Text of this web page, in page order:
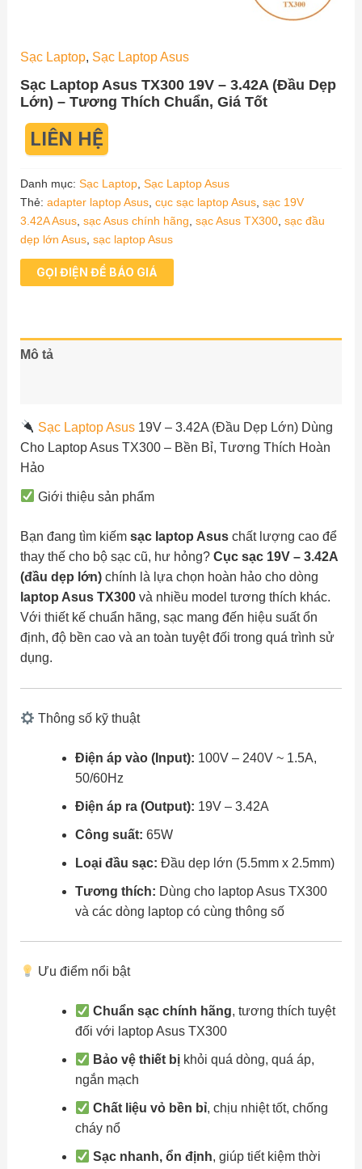
Sạc Laptop, Sạc Laptop Asus
Sạc Laptop Asus TX300 19V – 3.42A (Đầu Dẹp
Lớn) – Tương Thích Chuẩn, Giá Tốt
LIÊN HỆ
Danh mục: Sạc Laptop, Sạc Laptop Asus
Thẻ: adapter laptop Asus, cục sạc laptop Asus, sạc 19V
3.42A Asus, sạc Asus chính hãng sạc Asus TX300, sạc đầu
dẹp lớn Asus, sạc laptop Asus
GỌI ĐIỆN ĐỂ BÁO GIÁ
Mô tả
Sạc Laptop Asus19V – 3.42A (Đầu Dẹp Lớn) Dùng
Cho Laptop Asus TX300 – Bền Bỉ, Tương Thích Hoàn
Hảo
Giới thiệu sản phẩm
Bạn đang tìm kiếm sạc laptop Asuschất lượng cao để
thay thế cho bộ sạc cũ, hư hỏng? Cục sạc 19V – 3.42A
(đầu dẹp lớn)chính là lựa chọn hoàn hảo cho dòng
laptop Asus TX300và nhiều model tương thích khác.
Với thiết kế chuẩn hãng, sạc mang đến hiệu suất ổn
định, độ bền cao và an toàn tuyệt đối trong quá trình sử
dụng.
Thông số kỹ thuật
Điện áp vào (Input): 100V – 240V ~ 1.5A,
50/60Hz
Điện áp ra (Output): 19V – 3.42A
Công suất: 65W
Loại đầu sạc: Đầu dẹp lớn (5.5mm x 2.5mm)
Tương thích: Dùng cho laptop Asus TX300
và các dòng laptop có cùng thông số
Ưu điểm nổi bật
Chuẩn sạc chính hãng, tương thích tuyệt
đối với laptop Asus TX300
Bảo vệ thiết bịkhỏi quá dòng, quá áp,
ngắn mạch
Chất liệu vỏ bền bỉ, chịu nhiệt tốt, chống
cháy nổ
Sạc nhanh, ổn định, giúp tiết kiệm thời